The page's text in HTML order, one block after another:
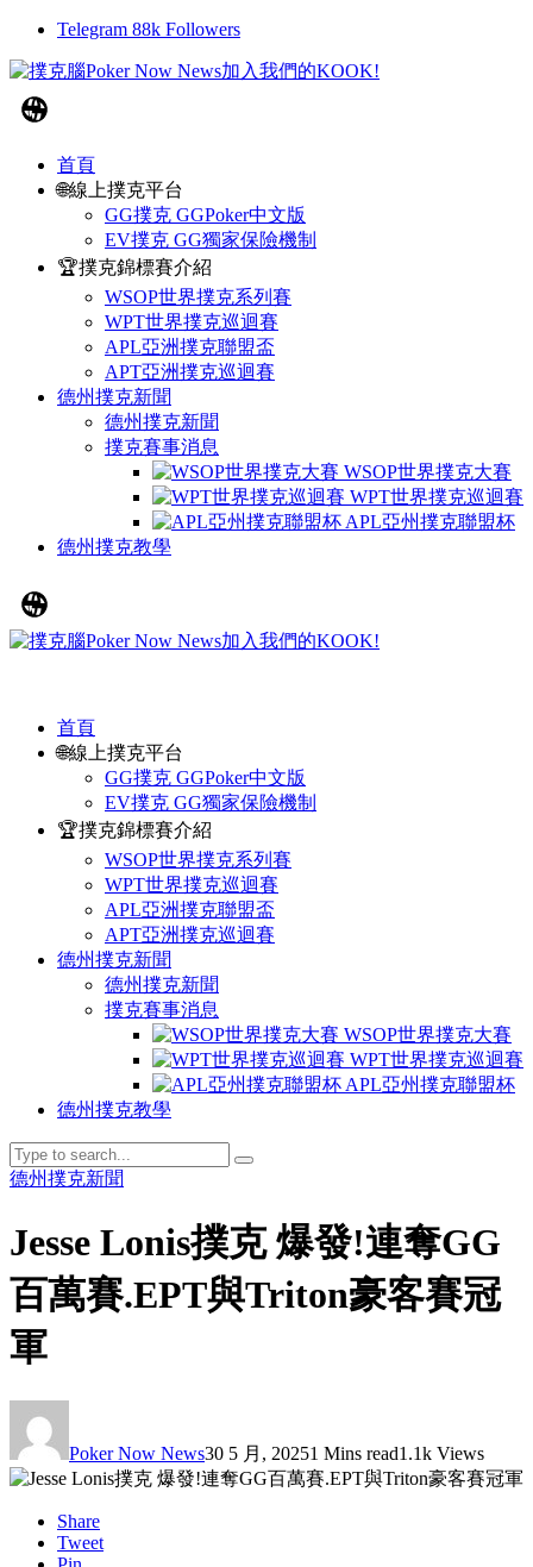
Telegram 88k Followers
首頁
🌐線上撲克平台
GG撲克 GGPoker中文版
EV撲克 GG獨家保險機制
🏆撲克錦標賽介紹
WSOP世界撲克系列賽
WPT世界撲克巡迴賽
APL亞洲撲克聯盟盃
APT亞洲撲克巡迴賽
德州撲克新聞
德州撲克新聞
撲克賽事消息
WSOP世界撲克大賽
WPT世界撲克巡迴賽
APL亞州撲克聯盟杯
德州撲克教學
首頁
🌐線上撲克平台
GG撲克 GGPoker中文版
EV撲克 GG獨家保險機制
🏆撲克錦標賽介紹
WSOP世界撲克系列賽
WPT世界撲克巡迴賽
APL亞洲撲克聯盟盃
APT亞洲撲克巡迴賽
德州撲克新聞
德州撲克新聞
撲克賽事消息
WSOP世界撲克大賽
WPT世界撲克巡迴賽
APL亞州撲克聯盟杯
德州撲克教學
德州撲克新聞
Jesse Lonis撲克 爆發!連奪GG
百萬賽.EPT與Triton豪客賽冠
軍
Poker Now News30 5 月, 20251 Mins read1.1k Views
Share
Tweet